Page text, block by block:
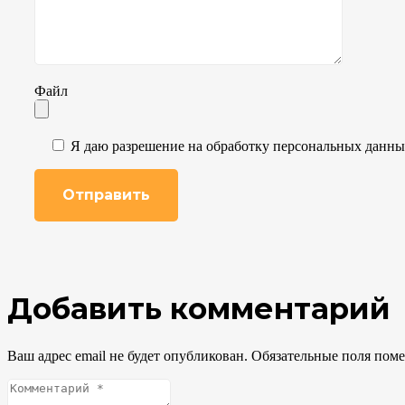
Файл
Я даю разрешение на обработку персональных
Добавить комментарий
Ваш адрес email не будет опубликован. Обязательные поля